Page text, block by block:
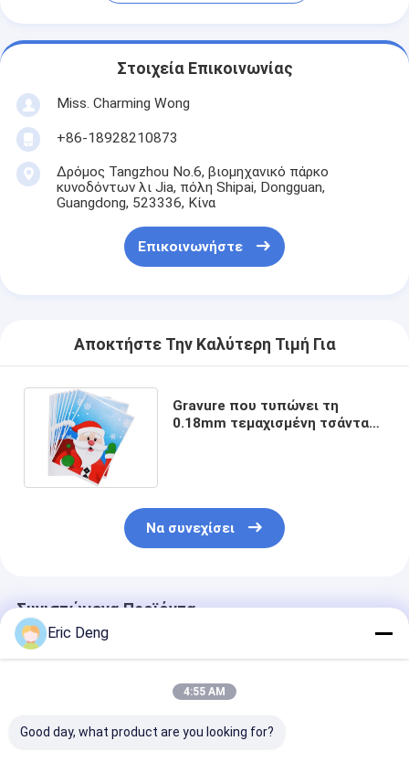
Στοιχεία Επικοινωνίας
Miss. Charming Wong
+86-18928210873
Δρόμος Tangzhou No.6, βιομηχανικό πάρκο
κυνοδόντων λι Jia, πόλη Shipai, Dongguan,
Guangdong, 523336, Κίνα
Επικοινωνήστε
Αποκτήστε Την Καλύτερη Τιμή Για
Gravure που τυπώνει τη
0.18mm τεμαχισμένη τσάντα
Να συνεχίσει
Συνιστώμενα Προϊόντα
Eric Deng
4:55 AM
Good day, what product are you looking for?